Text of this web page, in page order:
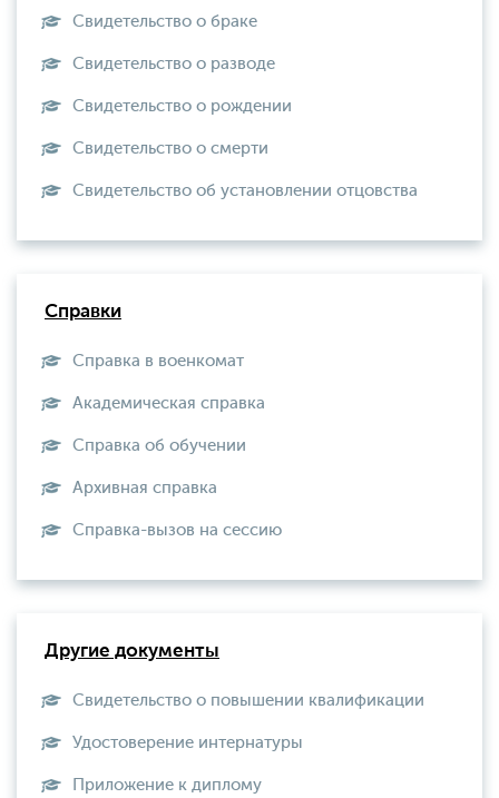
Свидетельство о браке
Свидетельство о разводе
Свидетельство о рождении
Свидетельство о смерти
Свидетельство об установлении отцовства
Справки
Справка в военкомат
Академическая справка
Справка об обучении
Архивная справка
Справка-вызов на сессию
Другие документы
Свидетельство о повышении квалификации
Удостоверение интернатуры
Приложение к диплому